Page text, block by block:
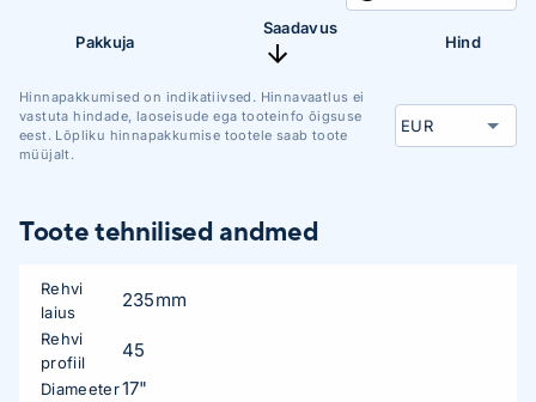
Pakkuja
Saadavus
Hind
Hinnapakkumised on indikatiivsed. Hinnavaatlus ei
vastuta hindade, laoseisude ega tooteinfo õigsuse
eest. Lõpliku hinnapakkumise tootele saab toote
müüjalt.
Toote tehnilised andmed
Rehvi
laius
235mm
Rehvi
profiil
45
Diameeter17"